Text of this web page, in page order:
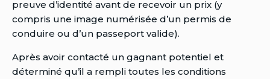
preuve d’identité avant de recevoir un prix (y
compris une image numérisée d’un permis de
conduire ou d’un passeport valide).
Après avoir contacté un gagnant potentiel et
déterminé qu’il a rempli toutes les conditions